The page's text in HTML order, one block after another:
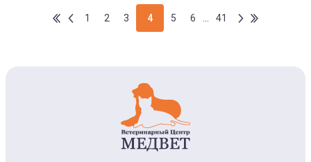
1 2 3 4 5 6 41